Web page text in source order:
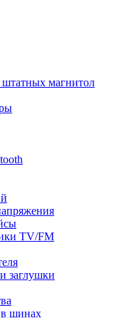
магнитол
TV/FM
заглушки
в шинах